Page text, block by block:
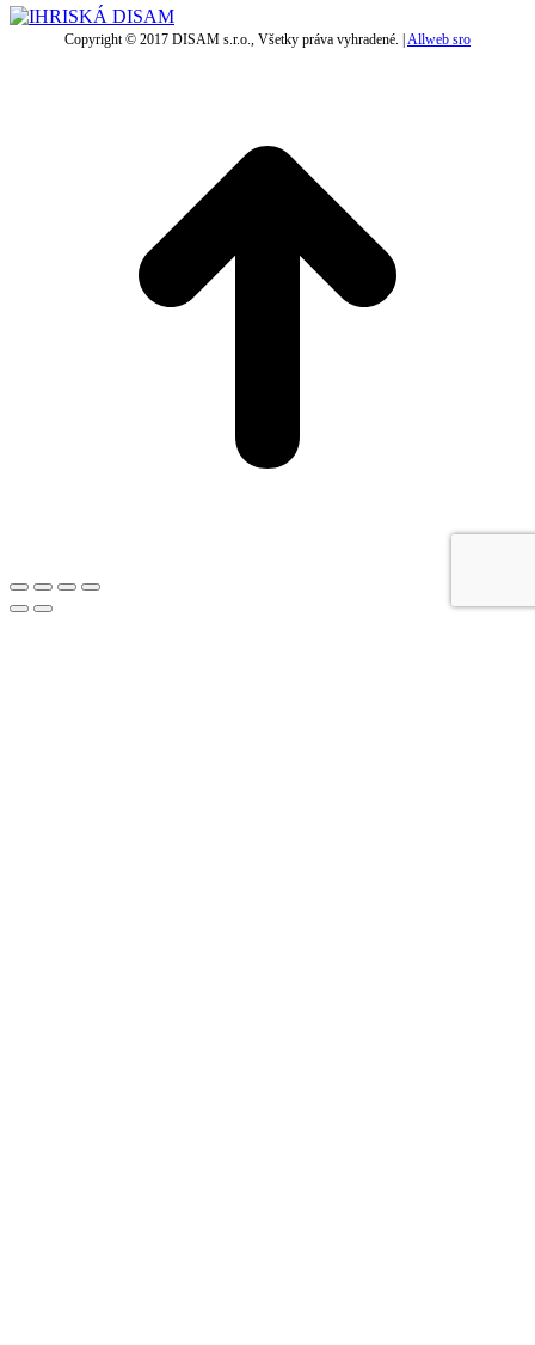
Copyright © 2017 DISAM s.r.o., Všetky práva vyhradené. |Allweb sro